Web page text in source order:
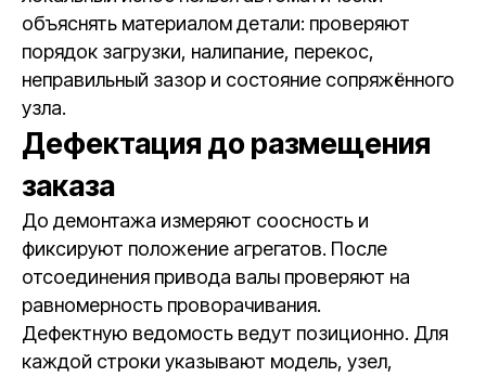
объяснять материалом детали: проверяют
порядок загрузки, налипание, перекос,
неправильный зазор и состояние сопряжённого
узла.
Дефектация до размещения
заказа
До демонтажа измеряют соосность и
фиксируют положение агрегатов. После
отсоединения привода валы проверяют на
равномерность проворачивания.
Дефектную ведомость ведут позиционно. Для
каждой строки указывают модель, узел,